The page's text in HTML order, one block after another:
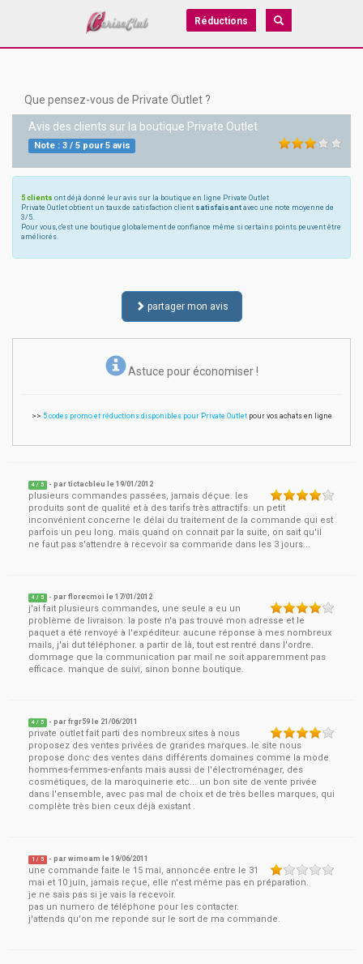
Réductions
Que pensez-vous de Private Outlet ?
Avis des clients sur la boutique Private Outlet
Note : 3/ 5pour5avis
5 clients ont déjà donné leur avis sur la boutique en ligne Private Outlet
Private Outlet obtient un taux de satisfaction client satisfaisant avec une note moyenne de
3/5.
Pour vous, c'est une boutique globalement de confiance même si certains points peuvent être
améliorés.
partager mon avis
Astuce pour économiser !
>> 5 codes promo et réductions disponibles pour Private Outletpour vos achats en ligne
4 / 5 - partictacbleu le19/01/2012
plusieurs commandes passées, jamais déçue. les
produits sont de qualité et à des tarifs très attractifs. un petit
inconvénient concerne le délai du traitement de la commande qui est
parfois un peu long. mais quand on connait par la suite, on sait qu'il
ne faut pas s'attendre à recevoir sa commande dans les 3 jours...
4 / 5 - parflorecmoi le17/01/2012
j'ai fait plusieurs commandes, une seule a eu un
problème de livraison: la poste n'a pas trouvé mon adresse et le
paquet a été renvoyé à l'expéditeur. aucune réponse à mes nombreux
mails, j'ai dut téléphoner. a partir de là, tout est rentré dans l'ordre.
dommage que la communication par mail ne soit apparemment pas
efficace. manque de suivi, sinon bonne boutique.
4 / 5 - parfrgr59 le 21/06/2011
private outlet fait parti des nombreux sites à nous
proposez des ventes privées de grandes marques. le site nous
propose donc des ventes dans différents domaines comme la mode
hommes-femmes-enfants mais aussi de l'électroménager, des
cosmétiques, de la maroquinerie etc... un bon site de vente privée
dans l'ensemble, avec pas mal de choix et de très belles marques, qui
complète très bien ceux déjà existant .
1 / 5 - parwimoam le19/06/2011
une commande faite le 15 mai, annoncée entre le 31
mai et 10 juin, jamais reçue, elle n'est même pas en préparation.
je ne sais pas si je vais la recevoir.
pas un numero de téléphone pour les contacter.
j'attends qu'on me reponde sur le sort de ma commande.